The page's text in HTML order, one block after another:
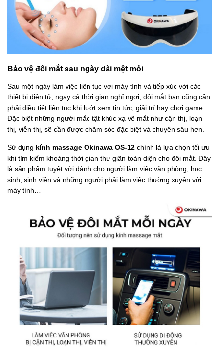
Bảo vệ đôi mắt sau ngày dài mệt mỏi
Sau một ngày làm việc liên tục với máy tính và tiếp xúc với các
thiết bị điện tử, ngay cả thời gian nghỉ ngơi, đôi mắt bạn cũng cần
phải điều tiết liên tục khi lướt xem tin tức, giải trí hay chơi game.
Đặc biệt những người mắc tật khúc xạ về mắt như cận thị, loạn
thị, viễn thị, sẽ cần được chăm sóc đặc biệt và chuyên sâu hơn.
Sử dụng kính massage Okinawa OS-12 chính là lựa chọn tối ưu
khi tìm kiếm khoảng thời gian thư giãn toàn diện cho đôi mắt. Đây
là sản phẩm tuyệt vời dành cho người làm việc văn phòng, học
sinh, sinh viên và những người phải làm việc thường xuyên với
máy tính…